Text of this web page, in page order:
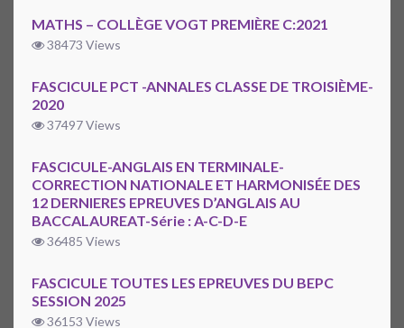
MATHS – COLLÈGE VOGT PREMIÈRE C:2021
38473 Views
FASCICULE PCT -ANNALES CLASSE DE TROISIÈME-
2020
37497 Views
FASCICULE-ANGLAIS EN TERMINALE-
CORRECTION NATIONALE ET HARMONISÉE DES
12 DERNIERES EPREUVES D’ANGLAIS AU
BACCALAUREAT-Série : A-C-D-E
36485 Views
FASCICULE TOUTES LES EPREUVES DU BEPC
SESSION 2025
36153 Views